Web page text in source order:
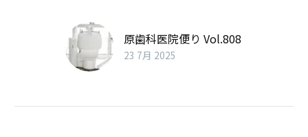
原歯科医院便り Vol.808
23 7月 2025